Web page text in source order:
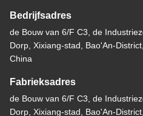
Bedrijfsadres
de Bouw van 6/F C3, de
Dorp, Xixiang-stad, Bao'An-
China
Fabrieksadres
de Bouw van 6/F C3, de
Dorp, Xixiang-stad, Bao'An-